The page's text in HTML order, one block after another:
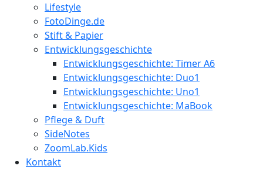
Lifestyle
FotoDinge.de
Stift & Papier
Entwicklungsgeschichte
Entwicklungsgeschichte: Timer A6
Entwicklungsgeschichte: Duo1
Entwicklungsgeschichte: Uno1
Entwicklungsgeschichte: MaBook
Pflege & Duft
SideNotes
ZoomLab.Kids
Kontakt